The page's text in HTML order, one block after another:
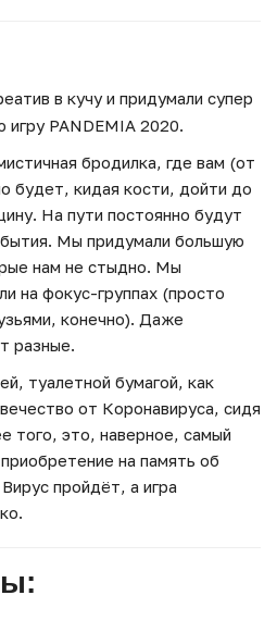
в кучу и придумали супер
PANDEMIA 2020.
бродилка, где вам (от
будет, кидая кости, дойти до
На пути постоянно будут
Мы придумали большую
нам не стыдно. Мы
на фокус-группах (просто
конечно). Даже
разные.
туалетной бумагой, как
от Коронавируса, сидя
того, это, наверное, самый
на память об
пройдёт, а игра